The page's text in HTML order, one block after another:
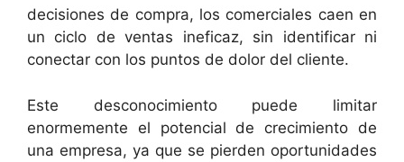
decisiones de compra, los comerciales caen en
un ciclo de ventas ineficaz, sin identificar ni
conectar con los puntos de dolor del cliente.
Este desconocimiento puede limitar
enormemente el potencial de crecimiento de
una empresa, ya que se pierden oportunidades